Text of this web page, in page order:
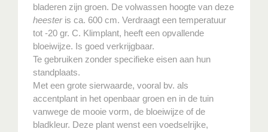
bladeren zijn groen. De volwassen hoogte van deze
heesteris ca. 600 cm. Verdraagt een temperatuur
tot -20 gr. C. Klimplant, heeft een opvallende
bloeiwijze. Is goed verkrijgbaar.
Te gebruiken zonder specifieke eisen aan hun
standplaats.
Met een grote sierwaarde, vooral bv. als
accentplant in het openbaar groen en in de tuin
vanwege de mooie vorm, de bloeiwijze of de
bladkleur. Deze plant wenst een voedselrijke,